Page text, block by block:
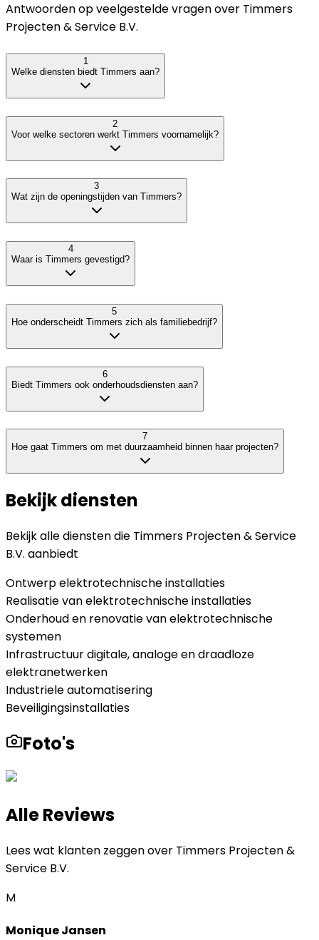
Antwoorden op veelgestelde vragen over Timmers
Projecten & Service B.V.
1
Welke diensten biedt Timmers aan?
2
Voor welke sectoren werkt Timmers voornamelijk?
3
Wat zijn de openingstijden van Timmers?
4
Waar is Timmers gevestigd?
5
Hoe onderscheidt Timmers zich als familiebedrijf?
6
Biedt Timmers ook onderhoudsdiensten aan?
7
Hoe gaat Timmers om met duurzaamheid binnen haar projecten?
Bekijk diensten
Bekijk alle diensten die Timmers Projecten & Service
B.V. aanbiedt
Ontwerp elektrotechnische installaties
Realisatie van elektrotechnische installaties
Onderhoud en renovatie van elektrotechnische
systemen
Infrastructuur digitale, analoge en draadloze
elektranetwerken
Industriele automatisering
Beveiligingsinstallaties
Foto's
Alle Reviews
Lees wat klanten zeggen over Timmers Projecten &
Service B.V.
M
Monique Jansen